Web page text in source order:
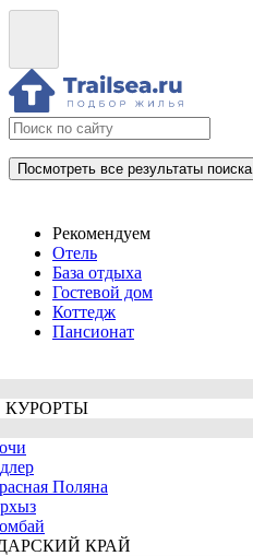
Посмотреть все результаты поиска
Рекомендуем
Отель
База отдыха
Гостевой дом
Коттедж
Пансионат
КУРОРТЫ
Поляна
КРАЙ